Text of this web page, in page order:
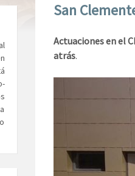
San
Actuaciones en el
atrás.